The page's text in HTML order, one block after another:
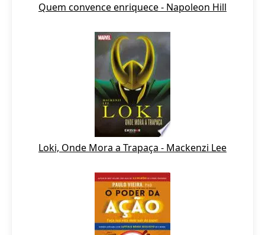
Quem convence enriquece - Napoleon Hill
Loki, Onde Mora a Trapaça - Mackenzi Lee